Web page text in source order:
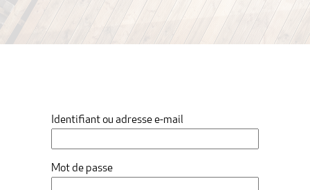
Identifiant ou adresse e-mail
Mot de passe